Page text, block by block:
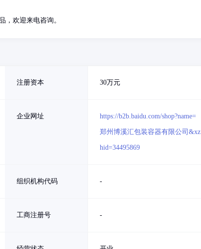
，欢迎来电咨询。
注册资本 30万元
企业网址 https://b2b.baidu.com/shop?name=
郑州博溪汇包装容器有限公司&xz
hid=34495869
组织机构代码 -
工商注册号 -